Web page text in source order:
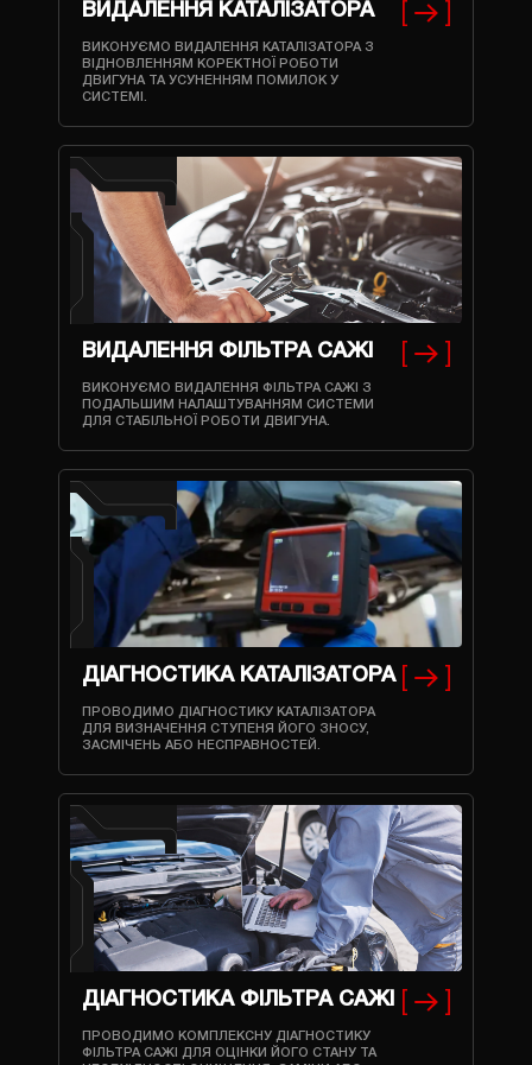
ВИДАЛЕННЯ КАТАЛІЗАТОРА
ВИКОНУЄМО ВИДАЛЕННЯ КАТАЛІЗАТОРА З
ВІДНОВЛЕННЯМ КОРЕКТНОЇ РОБОТИ
ДВИГУНА ТА УСУНЕННЯМ ПОМИЛОК У
СИСТЕМІ.
ВИДАЛЕННЯ ФІЛЬТРА САЖІ
ВИКОНУЄМО ВИДАЛЕННЯ ФІЛЬТРА САЖІ З
ПОДАЛЬШИМ НАЛАШТУВАННЯМ СИСТЕМИ
ДЛЯ СТАБІЛЬНОЇ РОБОТИ ДВИГУНА.
ДІАГНОСТИКА КАТАЛІЗАТОРА
ПРОВОДИМО ДІАГНОСТИКУ КАТАЛІЗАТОРА
ДЛЯ ВИЗНАЧЕННЯ СТУПЕНЯ ЙОГО ЗНОСУ,
ЗАСМІЧЕНЬ АБО НЕСПРАВНОСТЕЙ.
ДІАГНОСТИКА ФІЛЬТРА САЖІ
ПРОВОДИМО КОМПЛЕКСНУ ДІАГНОСТИКУ
ФІЛЬТРА САЖІ ДЛЯ ОЦІНКИ ЙОГО СТАНУ ТА